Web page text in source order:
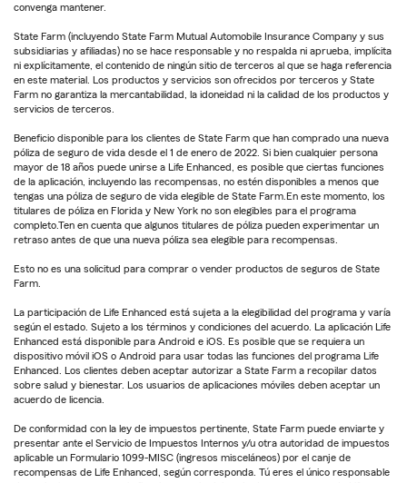
convenga mantener.
State Farm (incluyendo State Farm Mutual Automobile Insurance Company y sus
subsidiarias y afiliadas) no se hace responsable y no respalda ni aprueba, implícita
ni explícitamente, el contenido de ningún sitio de terceros al que se haga referencia
en este material. Los productos y servicios son ofrecidos por terceros y State
Farm no garantiza la mercantabilidad, la idoneidad ni la calidad de los productos y
servicios de terceros.
Beneficio disponible para los clientes de State Farm que han comprado una nueva
póliza de seguro de vida desde el 1 de enero de 2022. Si bien cualquier persona
mayor de 18 años puede unirse a Life Enhanced, es posible que ciertas funciones
de la aplicación, incluyendo las recompensas, no estén disponibles a menos que
tengas una póliza de seguro de vida elegible de State Farm.En este momento, los
titulares de póliza en Florida y New York no son elegibles para el programa
completo.Ten en cuenta que algunos titulares de póliza pueden experimentar un
retraso antes de que una nueva póliza sea elegible para recompensas.
Esto no es una solicitud para comprar o vender productos de seguros de State
Farm.
La participación de Life Enhanced está sujeta a la elegibilidad del programa y varía
según el estado. Sujeto a los términos y condiciones del acuerdo. La aplicación Life
Enhanced está disponible para Android e iOS. Es posible que se requiera un
dispositivo móvil iOS o Android para usar todas las funciones del programa Life
Enhanced. Los clientes deben aceptar autorizar a State Farm a recopilar datos
sobre salud y bienestar. Los usuarios de aplicaciones móviles deben aceptar un
acuerdo de licencia.
De conformidad con la ley de impuestos pertinente, State Farm puede enviarte y
presentar ante el Servicio de Impuestos Internos y/u otra autoridad de impuestos
aplicable un Formulario 1099-MISC (ingresos misceláneos) por el canje de
recompensas de Life Enhanced, según corresponda. Tú eres el único responsable